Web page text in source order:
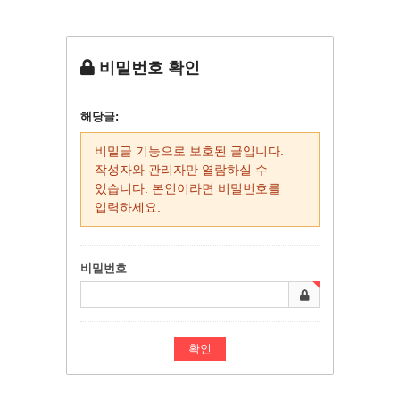
비밀번호 확인
해당글:
비밀글 기능으로 보호된 글입니다.
작성자와 관리자만 열람하실 수
있습니다. 본인이라면 비밀번호를
입력하세요.
비밀번호